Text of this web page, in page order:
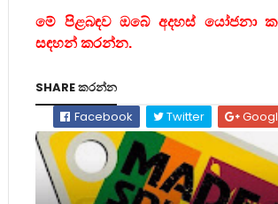
මේ පිළබඳව ඔබේ අදහස් යෝජනා
සඳහන් කරන්න.
SHARE කරන්න
Facebook
Twitter